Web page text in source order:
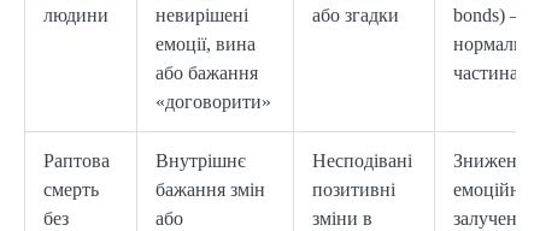
людини
невирішені
емоції, вина
або бажання
«договорити»
або згадки
bonds) —
нормальна
частина
Раптова
смерть
без
Внутрішнє
бажання змін
або
Несподівані
позитивні
зміни в
Знижена
емоційна